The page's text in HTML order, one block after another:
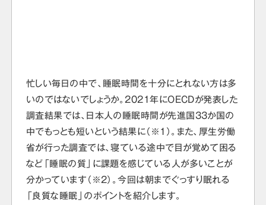
忙しい毎日の中で、睡眠時間を十分にとれない方は多
いのではないでしょうか。2021年にOECDが発表した
調査結果では、日本人の睡眠時間が先進国33か国の
中でもっとも短いという結果に（※1）。また、厚生労働
省が行った調査では、寝ている途中で目が覚めて困る
など「睡眠の質」に課題を感じている人が多いことが
分かっています（※2）。今回は朝までぐっすり眠れる
「良質な睡眠」のポイントを紹介します。